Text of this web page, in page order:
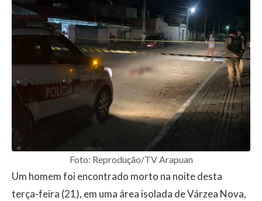
Foto: Reprodução/TV Arapuan
Um homem foi encontrado morto na noite desta
terça-feira (21), em uma área isolada de Várzea Nova,